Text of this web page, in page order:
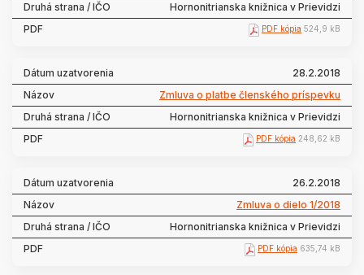
Hornonitrianska knižnica v Prievidzi
PDF kópia 524,9 kB
28.2.2018
Zmluva o platbe členského príspevku
Hornonitrianska knižnica v Prievidzi
PDF kópia 248,62 kB
26.2.2018
Zmluva o dielo 1/2018
Hornonitrianska knižnica v Prievidzi
PDF kópia 635,74 kB